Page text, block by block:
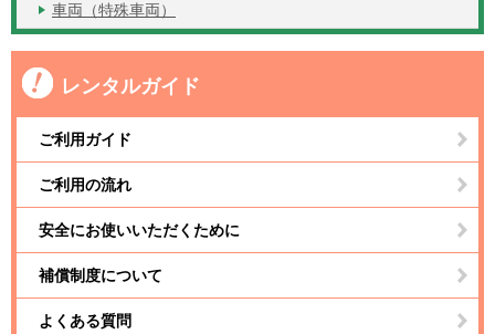
車両（特殊車両）
レンタルガイド
ご利用ガイド
ご利用の流れ
安全にお使いいただくために
補償制度について
よくある質問